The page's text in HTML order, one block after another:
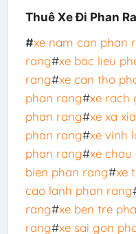
Thuê Xe Đi Phan
#xe nam can phan
rang#xe bac lieu
rang#xe can tho
phan rang#xe rach
phan rang#xe xa
phan rang#xe vinh
phan rang#xe
bien phan rang#xe
cao lanh phan rang
rang#xe ben tre
rang#xe sai gon